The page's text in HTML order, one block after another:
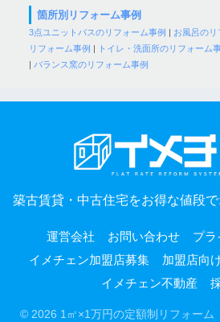
箇所別リフォーム事例
3点ユニットバスのリフォーム事例 お風呂のリ
リフォーム事例
トイレ・洗面所のリフォーム
バランス窯のリフォーム事例
築古賃貸・中古住宅をお得な値段
運営会社 お問い合わせ
プラ
イメチェン加盟店募集
加盟店向
イメチェン不動産
© 2026 1㎡×1万円の定額制リフォーム